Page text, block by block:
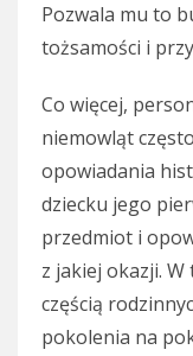
Pozwala mu to
tożsamości i
Co więcej,
niemowląt
opowiadania
dziecku jego
przedmiot i
z jakiej okazji.
częścią
pokolenia na